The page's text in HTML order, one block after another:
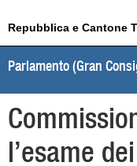
Repubblica e Cantone
Parlamento (Gran
l’esame